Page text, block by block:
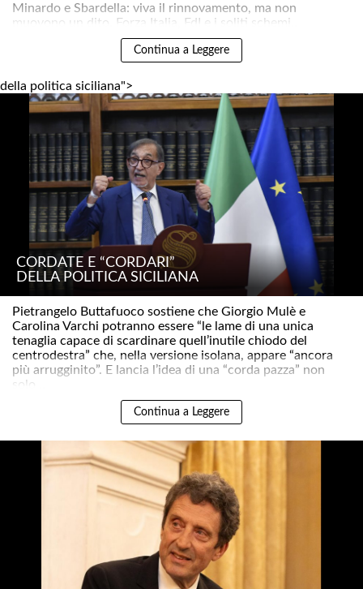
Minardo e Sbardella: viva il rinnovamento, ma non
muovono un dito. Forza Italia, FdI e i soliti schemi..
Continua a Leggere
della politica siciliana">
CORDATE E “CORDARI”
DELLA POLITICA SICILIANA
Pietrangelo Buttafuoco sostiene che Giorgio Mulè e
Carolina Varchi potranno essere “le lame di una unica
tenaglia capace di scardinare quell’inutile chiodo del
centrodestra” che, nella versione isolana, appare “ancora
più arrugginito”. E lancia l’idea di una “corda pazza” non
solo ..
Continua a Leggere